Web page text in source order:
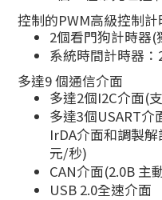
控制的PWM高級控制計
2個看門狗計時器
系統時間計時器
多達9 個通信介面
多達2個I2C介面(
多達3個USART介
IrDA介面和調製
元/秒)
CAN介面(2.0B 主
USB 2.0全速介面